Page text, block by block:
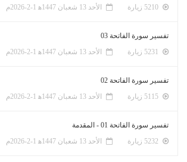
الأحد 13 شعبان 1447ﻫ 1-2-2026م
تفسير سورة الفاتحة 03
الأحد 13 شعبان 1447ﻫ 1-2-2026م
تفسير سورة الفاتحة 02
الأحد 13 شعبان 1447ﻫ 1-2-2026م
تفسير سورة الفاتحة 01 - المقدمة
الأحد 13 شعبان 1447ﻫ 1-2-2026م